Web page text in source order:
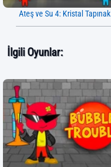
Ateş ve Su 4: Kristal Tapınak
İlgili Oyunlar: